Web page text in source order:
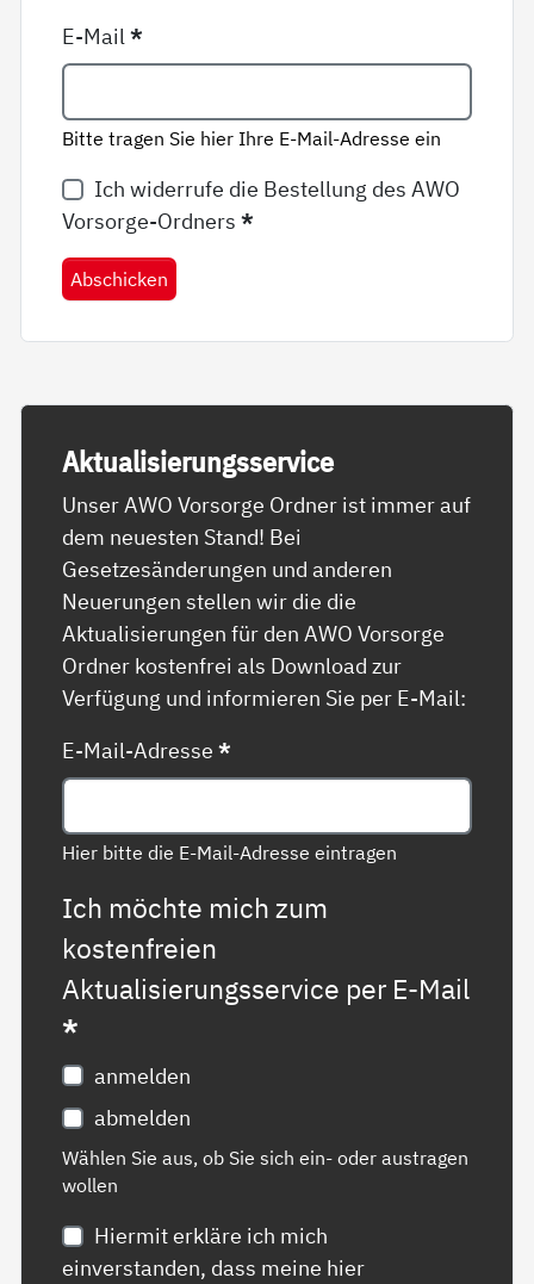
E-Mail*
Bitte tragen Sie hier Ihre E-Mail-Adresse ein
Ich widerrufe die Bestellung des AWO
Vorsorge-Ordners*
Abschicken
Ak­tua­li­sie­rungs­ser­vice
Unser AWO Vorsorge Ordner ist immer auf
dem neuesten Stand! Bei
Gesetzesänderungen und anderen
Neuerungen stellen wir die die
Aktualisierungen für den AWO Vorsorge
Ordner kostenfrei als Download zur
Verfügung und informieren Sie per E-Mail:
E-Mail-Adresse*
Hier bitte die E-Mail-Adresse eintragen
Ich möchte mich zum
kostenfreien
Aktualisierungsservice per E-Mail
*
anmelden
abmelden
Wählen Sie aus, ob Sie sich ein- oder austragen
wollen
Hiermit erkläre ich mich
einverstanden, dass meine hier